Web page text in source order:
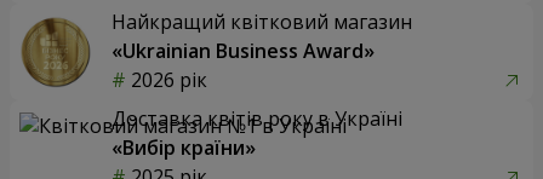
Найкращий квітковий магазин
«Ukrainian Business Award»
2026 рік
Доставка квітів року в Україні
«Вибір країни»